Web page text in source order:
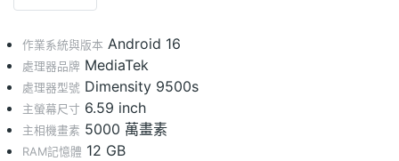
作業系統與版本 Android 16
處理器品牌 MediaTek
處理器型號 Dimensity 9500s
主螢幕尺寸 6.59 inch
主相機畫素 5000 萬畫素
RAM記憶體 12 GB